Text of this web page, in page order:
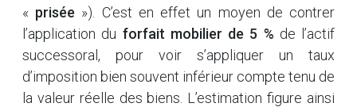
« prisée »). C’est en effet un moyen de contrer
l’application du forfait mobilier de 5 % de l’actif
successoral, pour voir s’appliquer un taux
d’imposition bien souvent inférieur compte tenu de
la valeur réelle des biens. L’estimation figure ainsi